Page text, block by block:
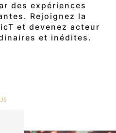
des expériences
Rejoignez la
et devenez acteur
et inédites.